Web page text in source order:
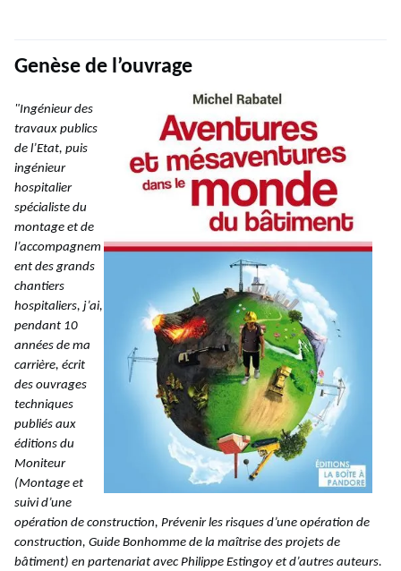
Genèse de l’ouvrage
"Ingénieur des
travaux publics
de l’Etat, puis
ingénieur
hospitalier
spécialiste du
montage et de
l’accompagnem
ent des grands
chantiers
hospitaliers, j’ai,
pendant 10
années de ma
carrière, écrit
des ouvrages
techniques
publiés aux
éditions du
Moniteur
(Montage et
suivi d’une
opération de construction, Prévenir les risques d’une opération de
construction, Guide Bonhomme de la maîtrise des projets de
bâtiment) en partenariat avec Philippe Estingoy et d’autres auteurs.